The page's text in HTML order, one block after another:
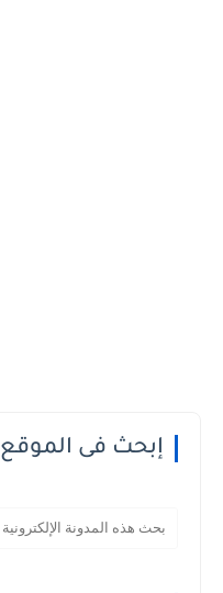
إبحث فى الموقع